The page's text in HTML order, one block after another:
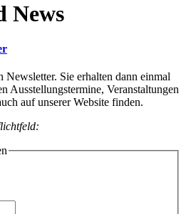
News
Newsletter. Sie erhalten dann einmal
Ausstellungstermine, Veranstaltungen
auf unserer Website finden.